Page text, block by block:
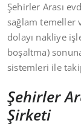
Şehirler Arası
sağlam temeller
dolayı nakliye
boşaltma)
sistemleri ile
Şehirler
Şirketi